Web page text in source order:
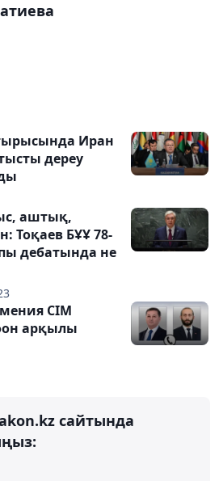
Иран
дереу
аштық,
Тоқаев БҰҰ 78-
дебатында не
СІМ
арқылы
сайтында